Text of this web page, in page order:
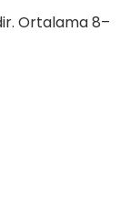
Ortalama 8–